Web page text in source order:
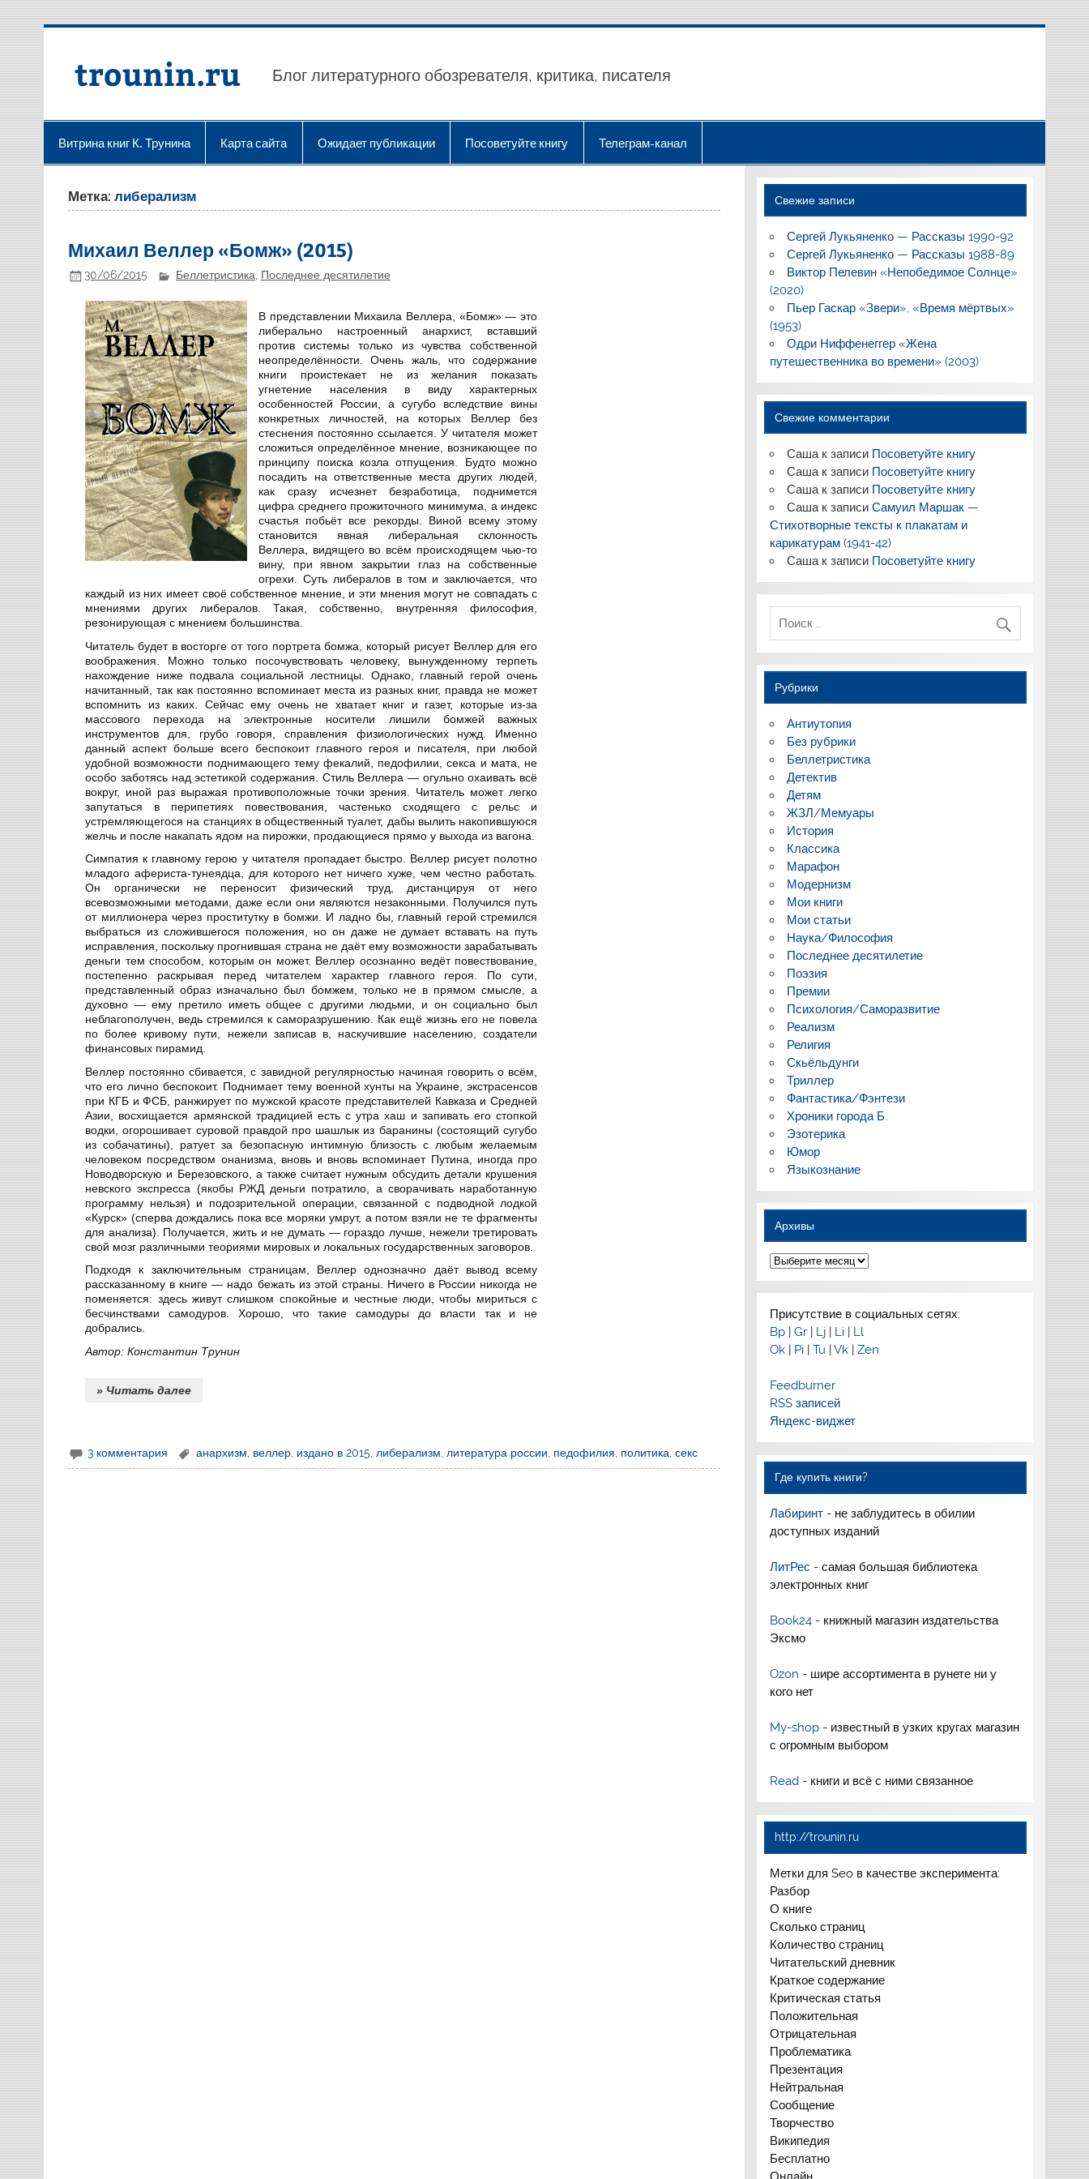
Перейти
trounin.ru Блог литературного обозревателя, критика, писателя
Витрина книг К. Трунина Карта сайта Ожидает публикации Посоветуйте книгу Телеграм-канал
Метка:либерализм
Михаил Веллер «Бомж» (2015)
30/06/2015 Беллетристика, Последнее десятилетие
В представлении Михаила Веллера, «Бомж» — это
либерально настроенный анархист, вставший
против системы только из чувства собственной
неопределённости. Очень жаль, что содержание
книги проистекает не из желания показать
угнетение населения в виду характерных
особенностей России, а сугубо вследствие вины
конкретных личностей, на которых Веллер без
стеснения постоянно ссылается. У читателя может
сложиться определённое мнение, возникающее по
принципу поиска козла отпущения. Будто можно
посадить на ответственные места других людей,
как сразу исчезнет безработица, поднимется
цифра среднего прожиточного минимума, а индекс
счастья побьёт все рекорды. Виной всему этому
становится явная либеральная склонность
Веллера, видящего во всём происходящем чью-то
вину, при явном закрытии глаз на собственные
огрехи. Суть либералов в том и заключается, что
каждый из них имеет своё собственное мнение, и эти мнения могут не совпадать с
мнениями других либералов. Такая, собственно, внутренняя философия,
резонирующая с мнением большинства.
Читатель будет в восторге от того портрета бомжа, который рисует Веллер для его
воображения. Можно только посочувствовать человеку, вынужденному терпеть
нахождение ниже подвала социальной лестницы. Однако, главный герой очень
начитанный, так как постоянно вспоминает места из разных книг, правда не может
вспомнить из каких. Сейчас ему очень не хватает книг и газет, которые из-за
массового перехода на электронные носители лишили бомжей важных
инструментов для, грубо говоря, справления физиологических нужд. Именно
данный аспект больше всего беспокоит главного героя и писателя, при любой
удобной возможности поднимающего тему фекалий, педофилии, секса и мата, не
особо заботясь над эстетикой содержания. Стиль Веллера — огульно охаивать всё
вокруг, иной раз выражая противоположные точки зрения. Читатель может легко
запутаться в перипетиях повествования, частенько сходящего с рельс и
устремляющегося на станциях в общественный туалет, дабы вылить накопившуюся
желчь и после накапать ядом на пирожки, продающиеся прямо у выхода из вагона.
Симпатия к главному герою у читателя пропадает быстро. Веллер рисует полотно
младого афериста-тунеядца, для которого нет ничего хуже, чем честно работать.
Он органически не переносит физический труд, дистанцируя от него
всевозможными методами, даже если они являются незаконными. Получился путь
от миллионера через проститутку в бомжи. И ладно бы, главный герой стремился
выбраться из сложившегося положения, но он даже не думает вставать на путь
исправления, поскольку прогнившая страна не даёт ему возможности зарабатывать
деньги тем способом, которым он может. Веллер осознанно ведёт повествование,
постепенно раскрывая перед читателем характер главного героя. По сути,
представленный образ изначально был бомжем, только не в прямом смысле, а
духовно — ему претило иметь общее с другими людьми, и он социально был
неблагополучен, ведь стремился к саморазрушению. Как ещё жизнь его не повела
по более кривому пути, нежели записав в, наскучившие населению, создатели
финансовых пирамид.
Веллер постоянно сбивается, с завидной регулярностью начиная говорить о всём,
что его лично беспокоит. Поднимает тему военной хунты на Украине, экстрасенсов
при КГБ и ФСБ, ранжирует по мужской красоте представителей Кавказа и Средней
Азии, восхищается армянской традицией есть с утра хаш и запивать его стопкой
водки, огорошивает суровой правдой про шашлык из баранины (состоящий сугубо
из собачатины), ратует за безопасную интимную близость с любым желаемым
человеком посредством онанизма, вновь и вновь вспоминает Путина, иногда про
Новодворскую и Березовского, а также считает нужным обсудить детали крушения
невского экспресса (якобы РЖД деньги потратило, а сворачивать наработанную
программу нельзя) и подозрительной операции, связанной с подводной лодкой
«Курск» (сперва дождались пока все моряки умрут, а потом взяли не те фрагменты
для анализа). Получается, жить и не думать — гораздо лучше, нежели третировать
свой мозг различными теориями мировых и локальных государственных заговоров.
Подходя к заключительным страницам, Веллер однозначно даёт вывод всему
рассказанному в книге — надо бежать из этой страны. Ничего в России никогда не
поменяется: здесь живут слишком спокойные и честные люди, чтобы мириться с
бесчинствами самодуров. Хорошо, что такие самодуры до власти так и не
добрались.
Автор: Константин Трунин
» Читать далее
3 комментария анархизм веллер, издано в 2015 либерализм литература россии педофилия политика секс
Свежие записи
Сергей Лукьяненко — Рассказы 1990-92
Сергей Лукьяненко — Рассказы 1988-89
Виктор Пелевин «Непобедимое Солнце»
(2020)
Пьер Гаскар «Звери», «Время мёртвых»
(1953)
Одри Ниффенеггер «Жена
путешественника во времени» (2003)
Свежие комментарии
Сашак записи Посоветуйте книгу
Сашак записи Посоветуйте книгу
Сашак записи Посоветуйте книгу
Сашак записи Самуил Маршак —
Стихотворные тексты к плакатам и
карикатурам (1941-42)
Сашак записи Посоветуйте книгу
Рубрики
Антиутопия
Без рубрики
Беллетристика
Детектив
Детям
ЖЗЛ/Мемуары
История
Классика
Марафон
Модернизм
Мои книги
Мои статьи
Наука/Философия
Последнее десятилетие
Поэзия
Премии
Психология/Саморазвитие
Реализм
Религия
Скьёльдунги
Триллер
Фантастика/Фэнтези
Хроники города Б.
Эзотерика
Юмор
Языкознание
Архивы
Архивы
Присутствие в социальных сетях:
Bp| Gr| Lj| Li| Ll
Ok| Pi| Tu | Vk| Zen
Feedburner
RSS записей
Яндекс-виджет
Где купить книги?
Лабиринт- не заблудитесь в обилии
доступных изданий
ЛитРес - самая большая библиотека
электронных книг
Book24- книжный магазин издательства
Эксмо
Ozon - шире ассортимента в рунете ни у
кого нет
My-shop- известный в узких кругах магазин
с огромным выбором
Read- книги и всё с ними связанное
http://trounin.ru
Метки для Seo в качестве эксперимента:
Разбор
О книге
Сколько страниц
Количество страниц
Читательский дневник
Краткое содержание
Критическая статья
Положительная
Отрицательная
Проблематика
Презентация
Нейтральная
Сообщение
Творчество
Википедия
Бесплатно